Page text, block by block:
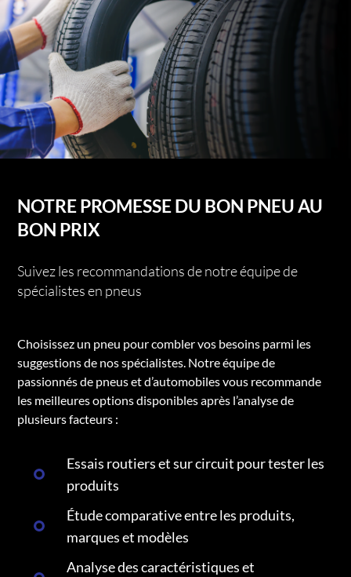
NOTRE PROMESSE DU BON PNEU AU
BON PRIX
Suivez les recommandations de notre équipe de
spécialistes en pneus
Choisissez un pneu pour combler vos besoins parmi les
suggestions de nos spécialistes. Notre équipe de
passionnés de pneus et d’automobiles vous recommande
les meilleures options disponibles après l’analyse de
plusieurs facteurs :
Essais routiers et sur circuit pour tester les
produits
Étude comparative entre les produits,
marques et modèles
Analyse des caractéristiques et